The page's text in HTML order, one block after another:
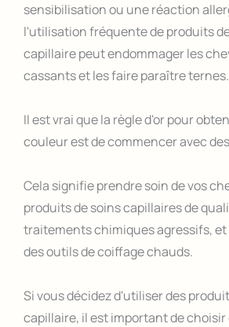
sensibilisation ou une réaction
l'utilisation fréquente de produits
capillaire peut endommager les
cassants et les faire paraître ternes.
Il est vrai que la règle d'or pour
couleur est de commencer avec
Cela signifie prendre soin de vos
produits de soins capillaires de
traitements chimiques agressifs, et
des outils de coiffage chauds.
Si vous décidez d'utiliser des
capillaire, il est important de choisir